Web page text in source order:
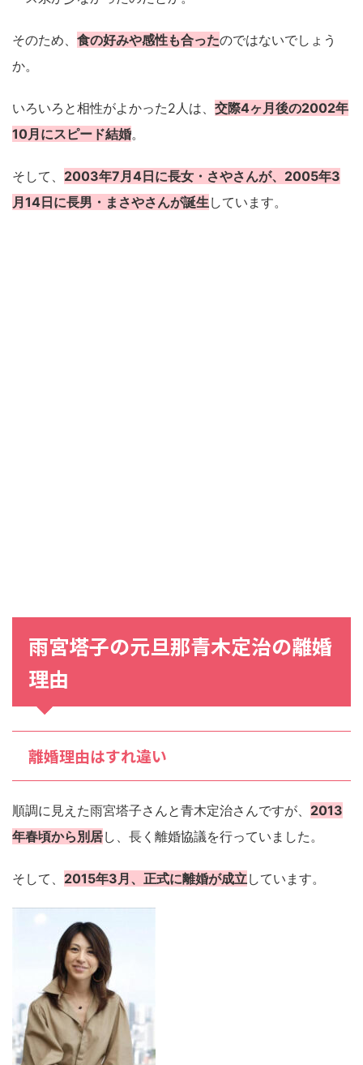
そのため、 食の好みや感性も合ったのではないでしょう
か。
いろいろと相性がよかった2人は、 交際4ヶ月後の2002年
10月にスピード結婚。
そして、 2003年7月4日に長女・さやさんが、2005年3
月14日に長男・まさやさんが誕生しています。
雨宮塔子の元旦那青木定治の離婚
理由
離婚理由はすれ違い
順調に見えた雨宮塔子さんと青木定治さんですが、 2013
年春頃から別居し、長く離婚協議を行っていました。
そして、 2015年3月、正式に離婚が成立しています。